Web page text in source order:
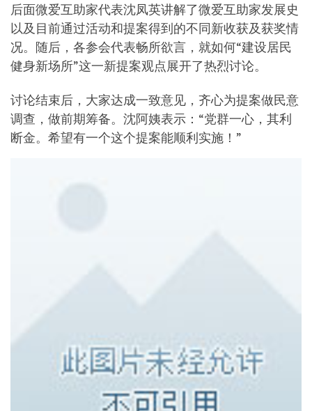
后面微爱互助家代表沈凤英讲解了微爱互助家发展史
以及目前通过活动和提案得到的不同新收获及获奖情
况。随后，各参会代表畅所欲言，就如何“建设居民
健身新场所”这一新提案观点展开了热烈讨论。
讨论结束后，大家达成一致意见，齐心为提案做民意
调查，做前期筹备。沈阿姨表示：“党群一心，其利
断金。希望有一个这个提案能顺利实施！”